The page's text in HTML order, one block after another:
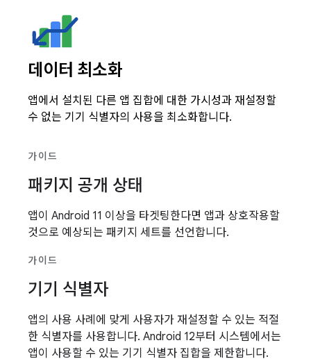
데이터 최소화
앱에서 설치된 다른 앱 집합에 대한 가시성과 재설정할
수 없는 기기 식별자의 사용을 최소화합니다.
가이드
패키지 공개 상태
앱이 Android 11 이상을 타겟팅한다면 앱과 상호작용할
것으로 예상되는 패키지 세트를 선언합니다.
가이드
기기 식별자
앱의 사용 사례에 맞게 사용자가 재설정할 수 있는 적절
한 식별자를 사용합니다. Android 12부터 시스템에서는
앱이 사용할 수 있는 기기 식별자 집합을 제한합니다.